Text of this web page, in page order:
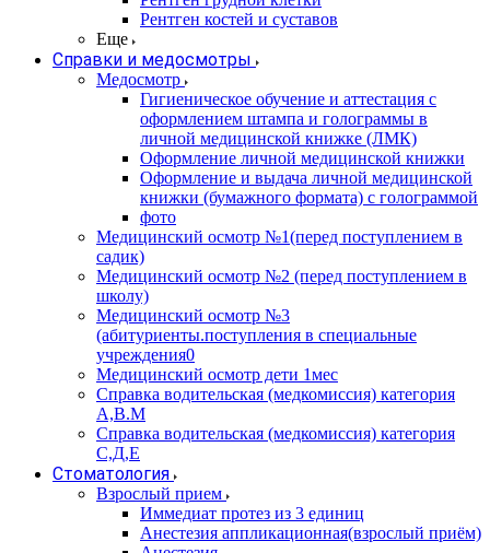
Рентген костей и суставов
Еще
Справки и медосмотры
Медосмотр
Гигиеническое обучение и аттестация с
оформлением штампа и голограммы в
личной медицинской книжке (ЛМК)
Оформление личной медицинской книжки
Оформление и выдача личной медицинской
книжки (бумажного формата) с голограммой
фото
Медицинский осмотр №1(перед поступлением в
садик)
Медицинский осмотр №2 (перед поступлением в
школу)
Медицинский осмотр №3
(абитуриенты.поступления в специальные
учреждения0
Медицинский осмотр дети 1мес
Справка водительская (медкомиссия) категория
А,В.М
Справка водительская (медкомиссия) категория
С,Д,Е
Стоматология
Взрослый прием
Иммедиат протез из 3 единиц
Анестезия аппликационная(взрослый приём)